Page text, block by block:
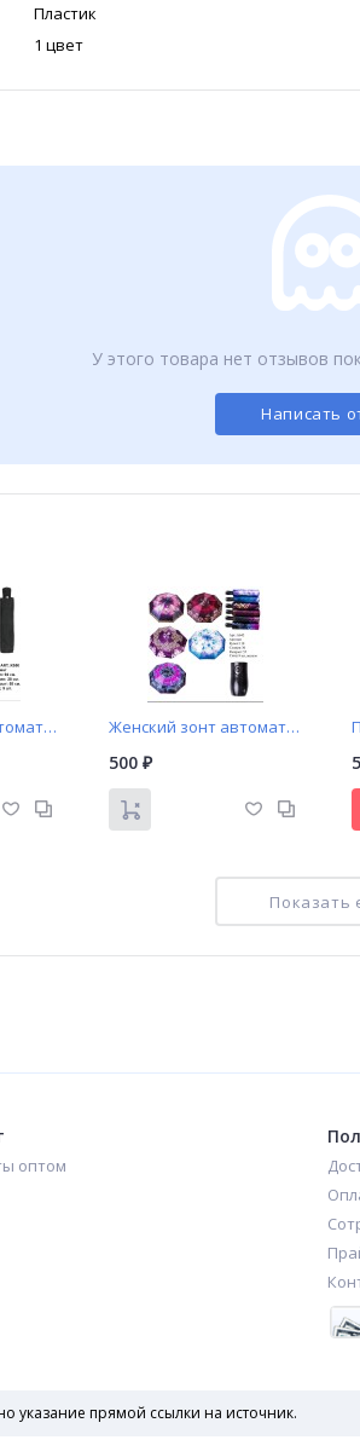
Пластик
1 цвет
У этого товара нет отзывов
Написать
Мужской зонт автомат (K550) Женский зонт автомат арт. A642 Universal
500 ₽
Показать
оптом
указание прямой ссылки на источник.